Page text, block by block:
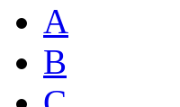
A
B